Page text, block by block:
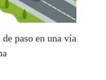
paso en una vía